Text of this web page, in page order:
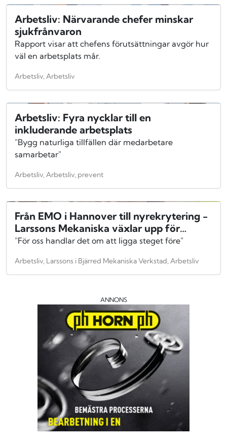
Arbetsliv: Närvarande chefer minskar
sjukfrånvaron
Rapport visar att chefens förutsättningar avgör hur
väl en arbetsplats mår.
Arbetsliv, Arbetsliv
Arbetsliv: Fyra nycklar till en
inkluderande arbetsplats
"Bygg naturliga tillfällen där medarbetare
samarbetar"
Arbetsliv, Arbetsliv, prevent
Från EMO i Hannover till nyrekrytering -
Larssons Mekaniska växlar upp för
framtiden
"För oss handlar det om att ligga steget före"
Arbetsliv, Larssons i Bjärred Mekaniska Verkstad, Arbetsliv
ANNONS